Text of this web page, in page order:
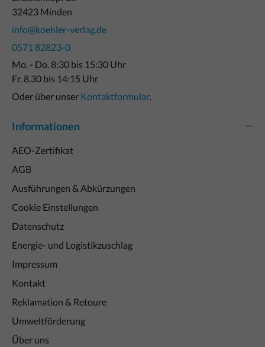
32423 Minden
info@koehler-verlag.de
0571 82823-0
Mo. - Do. 8:30 bis 15:30 Uhr
Fr. 8.30 bis 14:15 Uhr
Oder über unser Kontaktformular
Informationen
AEO-Zertifikat
AGB
Ausführungen & Abkürzungen
Cookie Einstellungen
Datenschutz
Energie- und Logistikzuschlag
Impressum
Kontakt
Reklamation & Retoure
Umweltförderung
Über uns